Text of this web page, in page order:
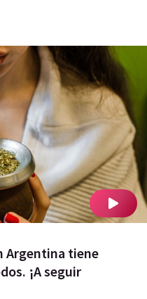
Argentina tiene
¡A seguir